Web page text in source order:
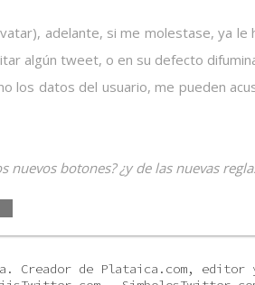
adelante, si me molestase, ya le
algún tweet, o en su defecto
los datos del usuario, me pueden
nuevos botones? ¿y de las nuevas
de Plataica.com, editor